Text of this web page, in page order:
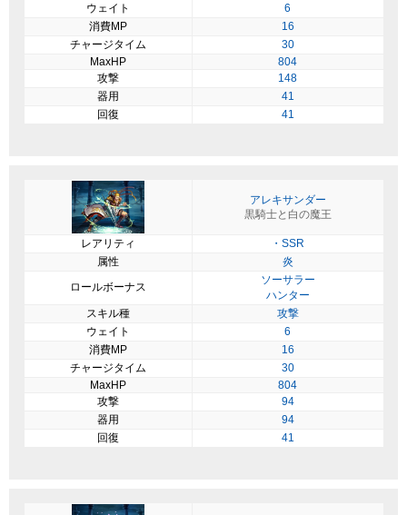
ウェイト
6
消費MP
16
チャージタイム
30
MaxHP
804
攻撃
148
器用
41
回復
41
アレキサンダー
黒騎士と白の魔王
レアリティ
・SSR
属性
炎
ロールボーナス
ソーサラー
ハンター
スキル種
攻撃
ウェイト
6
消費MP
16
チャージタイム
30
MaxHP
804
攻撃
94
器用
94
回復
41